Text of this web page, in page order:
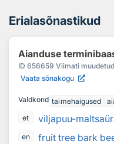
Erialasõnastikud
Aianduse
ID 656659 Viimati muudetud
Vaata sõnakogu
Valdkond taimehaigused
et
viljapuu-
en fruit tree bark